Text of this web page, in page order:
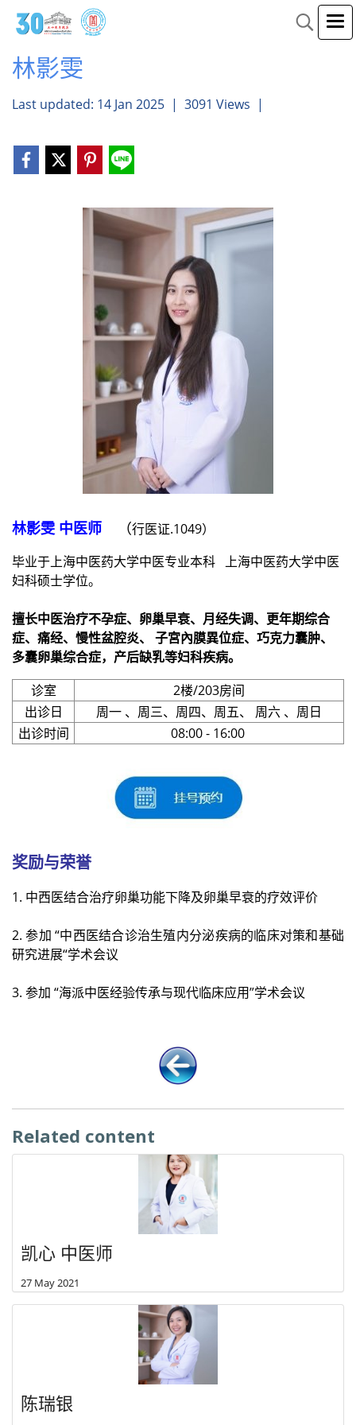
林影雯
Last updated: 14 Jan 2025 | 3091 Views |
林影雯 中医师 （行医证.1049）
毕业于上海中医药大学中医专业本科 上海中医药大学中医
妇科硕士学位。
擅长中医治疗不孕症、卵巢早衰、月经失调、更年期综合
症、痛经、慢性盆腔炎、 子宮內膜異位症、巧克力囊肿、
多囊卵巢综合症，产后缺乳等妇科疾病。
诊室
2楼/203房间
出诊日
周一 、周三、周四、周五、 周六 、周日
出诊时间
08:00 - 16:00
奖励与荣誉
1. 中西医结合治疗卵巢功能下降及卵巢早衰的疗效评价
2. 参加 “中西医结合诊治生殖内分泌疾病的临床对策和基础
研究进展“学术会议
3. 参加 “海派中医经验传承与现代临床应用”学术会议
Related content
凯心 中医师
27 May 2021
陈瑞银